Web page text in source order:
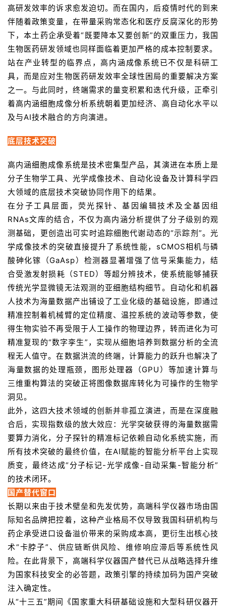
高研发效率的诉求愈发迫切。而在国内，后疫情时代的到来
伴随着政策变量，在带量采购常态化和医疗反腐深化的形势
下，本土药企承受着“既要降本又要创新”的双重压力，我国
生物医药研发领域也同样面临着更加严格的成本控制要求。
站在产业转型的临界点，高内涵成像系统已不仅是科研工
具，而是应对生物医药研发效率全球性困局的重要解决方案
之一。与此同时，终端需求的量变积累和迭代升级，正牵引
着高内涵细胞成像分析系统朝着更加经济、高自动化水平以
及与AI技术融合的方向演进。
底层技术突破
高内涵细胞成像系统是技术密集型产品，其演进在本质上是
分子生物学工具、光学成像技术、自动化设备及计算科学四
大领域的底层技术突破协同作用下的结果。
在分子工具层面，荧光探针、基因编辑技术及全基因组
RNAs文库的结合，不仅为高内涵分析提供了分子级别的观
测基础，更创造出可实时追踪细胞代谢动态的“示踪剂”。光
学成像技术的突破直接提升了系统性能，sCMOS相机与磷
酸砷化镓（GaAsp）检测器显著增强了信号采集能力，结
合受激发射损耗（STED）等超分辨技术，使系统能够捕获
传统光学显微镜无法观测的亚细胞结构细节。自动化和机器
人技术为海量数据产出铺设了工业化级的基础设施，即通过
精准控制着机械臂的定位精度、温控系统的波动等参数，使
得生物实验不再受限于人工操作的物理边界，转而进化为可
精准复现的“数字孪生”，实现从细胞培养到数据分析的全流
程无人值守。在数据洪流的终端，计算能力的跃升也解决了
海量数据的处理瓶颈，图形处理器（GPU）等加速计算与
三维重构算法的突破正将图像数据库转化为可操作的生物学
洞见。
此外，这四大技术领域的创新并非孤立演进，而是在深度融
合后，实现指数级的放大效应：光学突破获得的海量数据需
要算力消化，分子探针的精准标记依赖自动化系统实施，而
所有技术突破的最终价值，在AI赋能的智能分析平台上实现
质变，最终达成“分子标记-光学成像-自动采集-智能分析”
的技术闭环。
国产替代窗口
长期以来由于技术壁垒和先发优势，高端科学仪器市场由国
际知名品牌把控着，这种产业格局不仅导致我国科研机构与
药企承受进口设备溢价带来的采购成本高，更衍生出核心技
术“卡脖子”、供应链断供风险、维修响应滞后等系统性风
险。在此背景下，高端科学仪器国产替代已从战略选择升维
为国家科技安全的必答题，政策引擎的持续加码为国产突破
注入确定性。
从“十三五”期间《国家重大科研基础设施和大型科研仪器开